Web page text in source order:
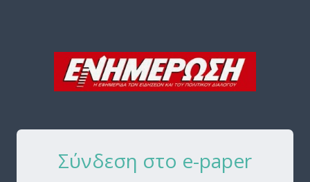
Σύνδεση στο e-paper